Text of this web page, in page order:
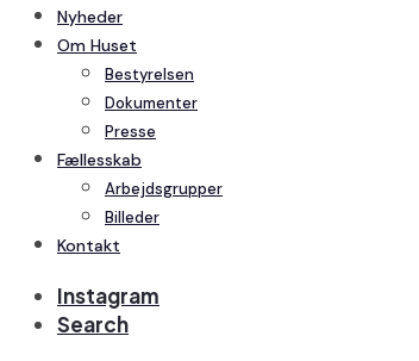
Nyheder
Om Huset
Bestyrelsen
Dokumenter
Presse
Fællesskab
Arbejdsgrupper
Billeder
Kontakt
Instagram
Search